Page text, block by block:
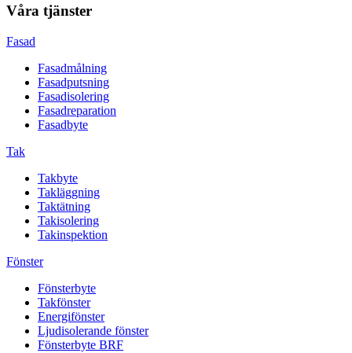
Våra tjänster
Fasad
Fasadmålning
Fasadputsning
Fasadisolering
Fasadreparation
Fasadbyte
Tak
Takbyte
Takläggning
Taktätning
Takisolering
Takinspektion
Fönster
Fönsterbyte
Takfönster
Energifönster
Ljudisolerande fönster
Fönsterbyte BRF